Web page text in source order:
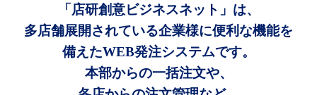
「店研創意ビジネスネット」は、
多店舗展開されている企業様に便利な機能を
備えたWEB発注システムです。
本部からの一括注文や、